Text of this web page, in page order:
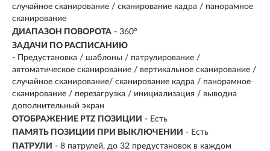
случайное сканирование / сканирование кадра / панорамное
сканирование
ДИАПАЗОН ПОВОРОТА - 360°
ЗАДАЧИ ПО РАСПИСАНИЮ
- Предустановка / шаблоны / патрулирование /
автоматическое сканирование / вертикальное сканирование /
случайное сканирование/ сканирование кадра / панорамное
сканирование / перезагрузка / инициализация / выводна
дополнительный экран
ОТОБРАЖЕНИЕ PTZ ПОЗИЦИИ - Есть
ПАМЯТЬ ПОЗИЦИИ ПРИ ВЫКЛЮЧЕНИИ - Есть
ПАТРУЛИ - 8 патрулей, до 32 предустановок в каждом